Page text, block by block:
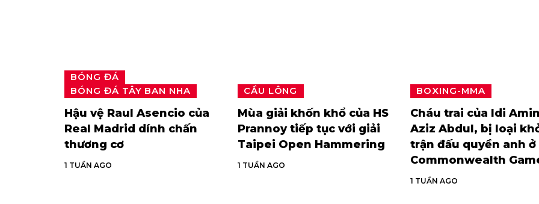
BÓNG ĐÁ
BÓNG ĐÁ TÂY BAN NHA
Hậu vệ Raul Asencio của
Real Madrid dính chấn
thương cơ
1 TUẦN AGO
CẦU LÔNG
Mùa giải khốn khổ của HS
Prannoy tiếp tục với giải
Taipei Open Hammering
1 TUẦN AGO
BOXING-MMA
Cháu trai của Idi
Aziz Abdul, bị loại
trận đấu quyền anh ở
Commonwealth
1 TUẦN AGO